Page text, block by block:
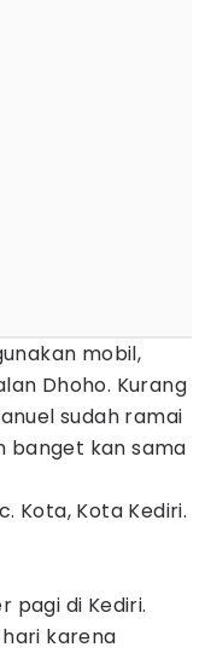
mobil,
Dhoho. Kurang
sudah ramai
banget kan sama
Kota, Kota Kediri.
pagi di Kediri.
karena